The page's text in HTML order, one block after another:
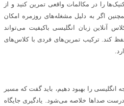
را در مکالمات واقعی تمرین کنید و از
همچنین اگر به دلیل مشغله‌های روزمره امکان
آنلاین زبان انگلیسی باکیفیت می‌تواند
کند. ترکیب تمرین‌های فردی با کلاس‌های
را بهبود دهیم، باید گفت که مسیر
صداها خلاصه می‌شود. یادگیری جایگاه